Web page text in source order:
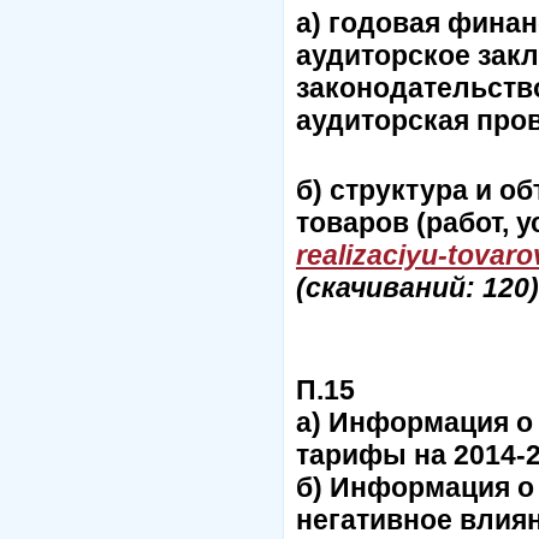
а) годовая
аудиторское
аудиторская
б) структура и
товаров (работ,
realizaciyu-
(cкачиваний: 120)
П.15
а) Информация о
тарифы на 2014-
б) Информация
негативное